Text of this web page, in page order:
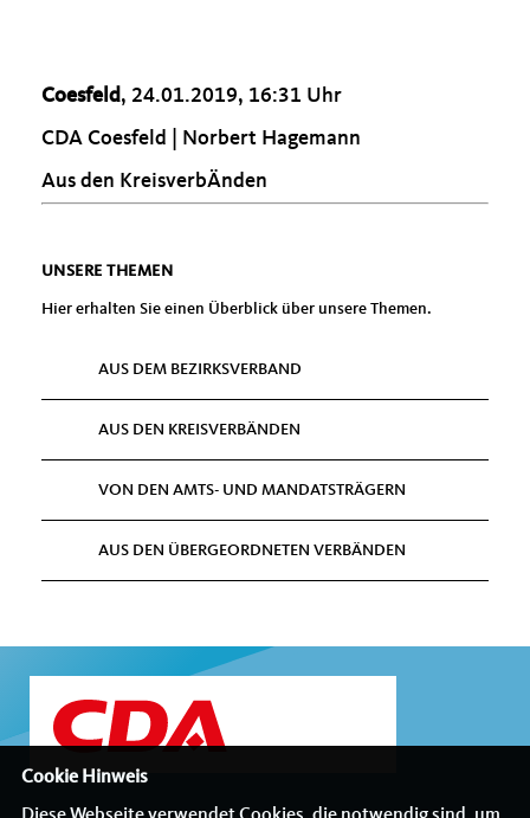
Coesfeld, 24.01.2019, 16:31 Uhr
CDA Coesfeld | Norbert Hagemann
Aus den KreisverbÄnden
UNSERE THEMEN
Hier erhalten Sie einen Überblick über unsere Themen.
AUS DEM BEZIRKSVERBAND
AUS DEN KREISVERBÄNDEN
VON DEN AMTS- UND MANDATSTRÄGERN
AUS DEN ÜBERGEORDNETEN VERBÄNDEN
Cookie Hinweis